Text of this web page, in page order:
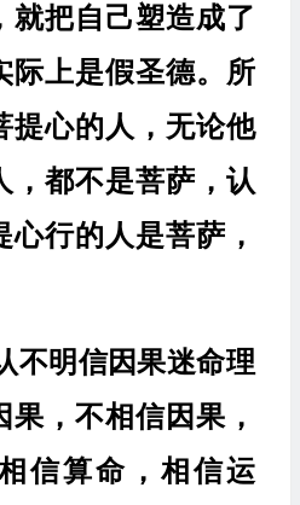
就把自己塑造成了
际上是假圣德。所
提心的人，无论他
，都不是菩萨，认
行的人是菩萨，
不明信因果迷命理
，不相信因果，
信算命，相信运